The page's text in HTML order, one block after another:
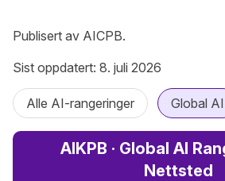
Publisert av AICPB.
Sist oppdatert: 8. juli 2026
Alle AI-rangeringer Global AI
AIKPB · Global AI
Nettsted